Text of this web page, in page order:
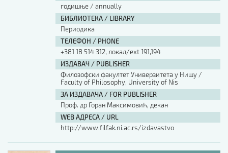
АУТОР / AUTHOR
годишње / annually
БИБЛИОТЕКА / LIBRARY
Периодика
ТЕЛЕФОН / PHONE
+381 18 514 312, локал/ext 191,194
ИЗДАВАЧ / PUBLISHER
Филозофски факултет Универзитета у Нишу /
Faculty of Philosophy, University of Nis
ЗА ИЗДАВАЧА / FOR PUBLISHER
Проф. др Горан Максимовић, декан
WEB АДРЕСА / URL
http://www.filfak.ni.ac.rs/izdavastvo